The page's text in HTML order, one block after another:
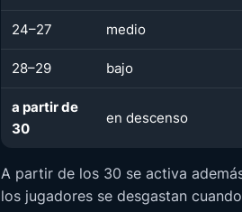
24–27 medio
28–29 bajo
a partir de
30
en descenso
A partir de los 30 se activa
los jugadores se desgastan